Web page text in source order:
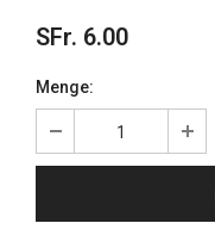
SFr. 6.00
Menge: